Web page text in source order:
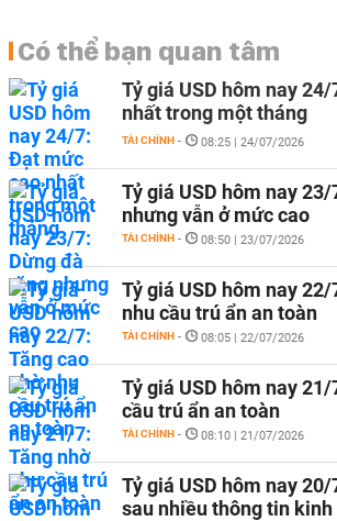
Có thể bạn quan tâm
Tỷ giá USD hôm nay
nhất trong một tháng
TÀI CHÍNH - 08:25 | 24/07/2026
Tỷ giá USD hôm nay
nhưng vẫn ở mức cao
TÀI CHÍNH - 08:50 | 23/07/2026
Tỷ giá USD hôm nay
nhu cầu trú ẩn an toàn
TÀI CHÍNH - 08:05 | 22/07/2026
Tỷ giá USD hôm nay
cầu trú ẩn an toàn
TÀI CHÍNH - 08:10 | 21/07/2026
Tỷ giá USD hôm nay
sau nhiều thông tin kinh